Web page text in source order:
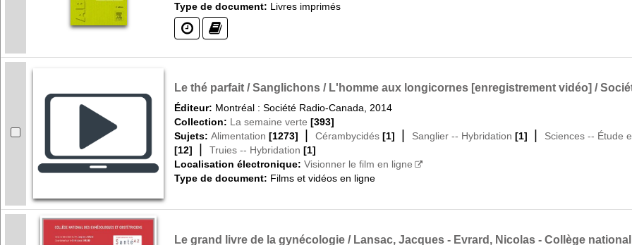
Type de document: Livres imprimés
(?) (?)
Le thé parfait / Sanglichons / L'homme aux longicornes [enregistrement vidéo] /
Éditeur: Montréal : Société Radio-Canada, 2014
Collection: La semaine verte [393]
Sujets: Alimentation [1273] | Cérambycidés [1] | Sanglier -- Hybridation [1] |
Sciences -- Étude
[12]
| Truies -- Hybridation [1]
Localisation électronique: Visionner le film en ligne
Type de document: Films et vidéos en ligne
Le grand livre de la gynécologie / Lansac, Jacques - Evrard, Nicolas - Collège